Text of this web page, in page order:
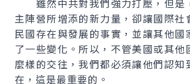
雖然中共對我們強力打壓，但是
主陣營所增添的新力量，卻讓國際社
民國存在與發展的事實，並讓其他國
了一些變化。所以，不管美國或其他
麼樣的交往，我們都必須讓他們認知
在，這是最重要的。